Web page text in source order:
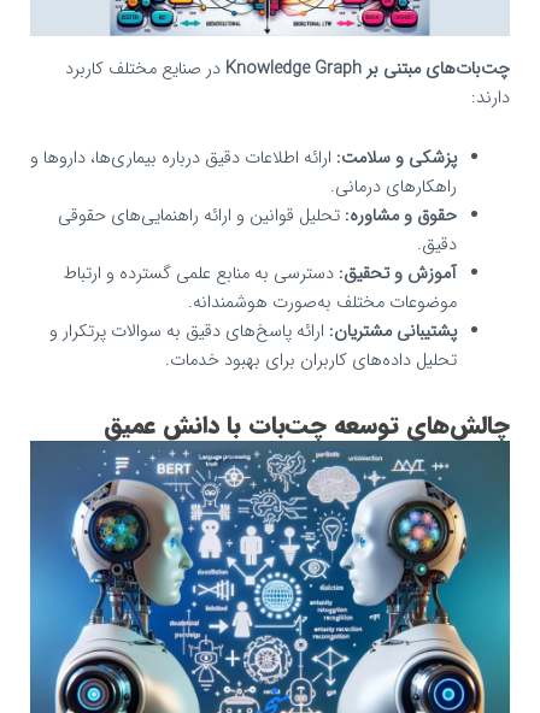
چت‌بات‌های مبتنی بر Knowledge Graph
در صنایع مختلف کاربرد
دارند:
پزشکی و سلامت: ارائه اطلاعات دقیق درباره بیماری‌ها، داروها و
راهکارهای درمانی.
حقوق و مشاوره: تحلیل قوانین و ارائه راهنمایی‌های حقوقی
دقیق.
آموزش و تحقیق: دسترسی به منابع علمی گسترده و ارتباط
موضوعات مختلف به‌صورت هوشمندانه.
پشتیبانی مشتریان: ارائه پاسخ‌های دقیق به سوالات پرتکرار و
تحلیل داده‌های کاربران برای بهبود خدمات.
چالش‌های توسعه چت‌بات با دانش عمیق